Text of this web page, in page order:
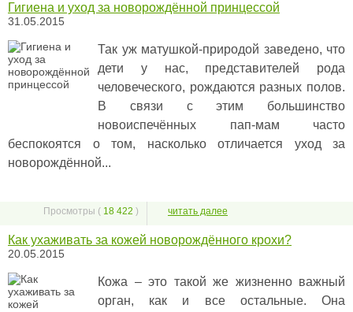
Гигиена и уход за новорождённой принцессой
31.05.2015
Так уж матушкой-природой заведено, что
дети у нас, представителей рода
человеческого, рождаются разных полов.
В связи с этим большинство
новоиспечённых пап-мам часто
беспокоятся о том, насколько отличается уход за
новорождённой...
Просмотры ( 18 422 ) читать далее
Как ухаживать за кожей новорождённого крохи?
20.05.2015
Кожа – это такой же жизненно важный
орган, как и все остальные. Она